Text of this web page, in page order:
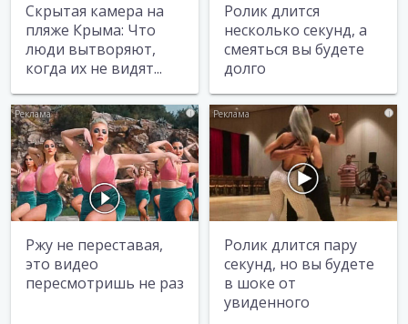
Скрытая камера на
пляже Крыма: Что
люди вытворяют,
когда их не видят...
Ролик длится
несколько секунд, а
смеяться вы будете
долго
i
Ржу не переставая,
это видео
пересмотришь не раз
i
Ролик длится пару
секунд, но вы будете
в шоке от
увиденного